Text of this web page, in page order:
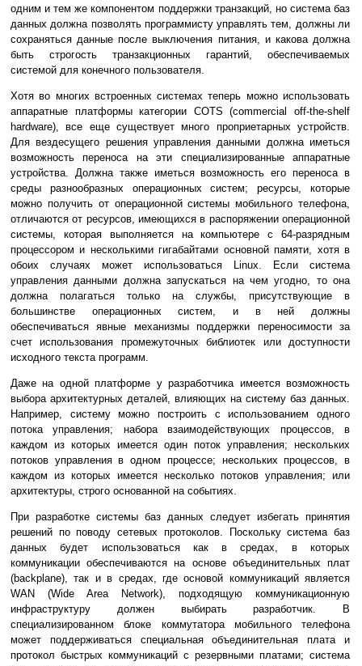
одним и тем же компонентом поддержки транзакций, но система баз
данных должна позволять программисту управлять тем, должны ли
сохраняться данные после выключения питания, и какова должна
быть строгость транзакционных гарантий, обеспечиваемых
системой для конечного пользователя.
Хотя во многих встроенных системах теперь можно использовать
аппаратные платформы категории COTS (commercial off-the-shelf
hardware), все еще существует много проприетарных устройств.
Для вездесущего решения управления данными должна иметься
возможность переноса на эти специализированные аппаратные
устройства. Должна также иметься возможность его переноса в
среды разнообразных операционных систем; ресурсы, которые
можно получить от операционной системы мобильного телефона,
отличаются от ресурсов, имеющихся в распоряжении операционной
системы, которая выполняется на компьютере с 64-разрядным
процессором и несколькими гигабайтами основной памяти, хотя в
обоих случаях может использоваться Linux. Если система
управления данными должна запускаться на чем угодно, то она
должна полагаться только на службы, присутствующие в
большинстве операционных систем, и в ней должны
обеспечиваться явные механизмы поддержки переносимости за
счет использования промежуточных библиотек или доступности
исходного текста программ.
Даже на одной платформе у разработчика имеется возможность
выбора архитектурных деталей, влияющих на систему баз данных.
Например, систему можно построить с использованием одного
потока управления; набора взаимодействующих процессов, в
каждом из которых имеется один поток управления; нескольких
потоков управления в одном процессе; нескольких процессов, в
каждом из которых имеется несколько потоков управления; или
архитектуры, строго основанной на событиях.
При разработке системы баз данных следует избегать принятия
решений по поводу сетевых протоколов. Поскольку система баз
данных будет использоваться как в средах, в которых
коммуникации обеспечиваются на основе объединительных плат
(backplane), так и в средах, где основой коммуникаций является
WAN (Wide Area Network), подходящую коммуникационную
инфраструктуру должен выбирать разработчик. В
специализированном блоке коммутатора мобильного телефона
может поддерживаться специальная объединительная плата и
протокол быстрых коммуникаций с резервными платами; система